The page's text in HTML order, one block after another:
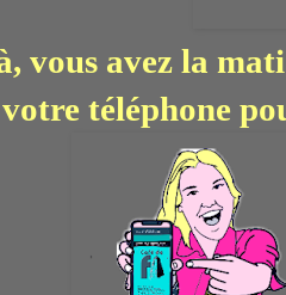
vous avez la
téléphone